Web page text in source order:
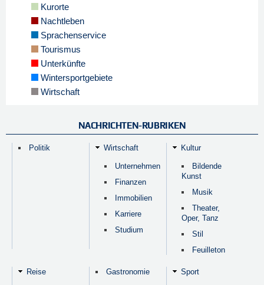
Kurorte
Nachtleben
Sprachenservice
Tourismus
Unterkünfte
Wintersportgebiete
Wirtschaft
NACHRICHTEN-RUBRIKEN
Politik Wirtschaft
Unternehmen
Finanzen
Immobilien
Karriere
Studium
Kultur
Bildende
Kunst
Musik
Theater,
Oper, Tanz
Stil
Feuilleton
Reise Gastronomie Sport